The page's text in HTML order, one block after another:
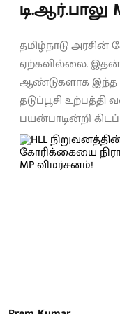
டி.ஆர்.பாலு
தமிழ்நாடு
ஏற்கவில்லை. இதன்
ஆண்டுகளாக
தடுப்பூசி
பயன்பாடின்றி